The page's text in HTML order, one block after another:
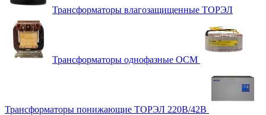
Трансформаторы влагозащищенные ТОРЭЛ
Трансформаторы однофазные ОСМ
Трансформаторы понижающие ТОРЭЛ 220В/42В